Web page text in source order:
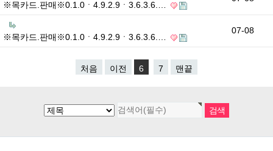
※목카드.판매※0.1.0ㆍ4.9.2.9ㆍ3.6.3.6.…
※목카드.판매※0.1.0ㆍ4.9.2.9ㆍ3.6.3.6.…
07-08
처음 이전 6 7 맨끝